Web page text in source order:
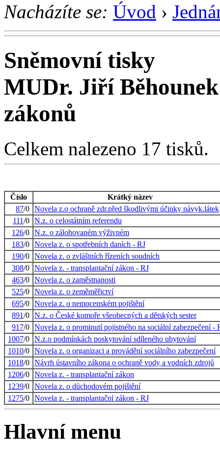
Nacházíte se: Úvod ›
Sněmovní tisky
MUDr. Jiří
zákonů
Celkem nalezeno 17 tisků.
Číslo
Krátký název
87/0 Novela z.o ochraně zdr.před škodlivými účinky návyk.látek
111/0 N.z. o celostátním referendu
126/0 N.z. o zálohovaném výživném
183/0 Novela z. o spotřebních daních - RJ
190/0 Novela z. o zvláštních řízeních soudních
308/0 Novela z. - transplantační zákon - RJ
463/0 Novela z. o zaměstnanosti
525/0 Novela z. o zeměměřictví
695/0 Novela z. o nemocenském pojištění
891/0 N.z. o České komoře všeobecných a dětských sester
917/0 Novela z. o prominutí pojistného na sociální zabezpečení -
1007/0 N.z.o podmínkách poskytování sdíleného ubytování
1010/0 Novela z. o organizaci a provádění sociálního zabezpečení
1018/0 Návrh ústavního zákona o ochraně vody a vodních zdrojů
1206/0 Novela z. - transplantační zákon
1239/0 Novela z. o důchodovém pojištění
1275/0 Novela z. - transplantační zákon - RJ
Hlavní menu